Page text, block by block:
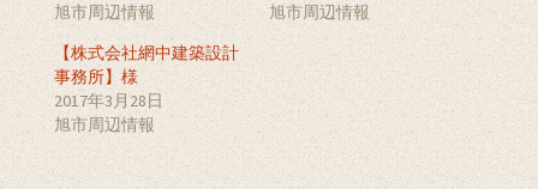
共
有
(
新
し
い
ウ
ィ
ン
ウ
は
ク
リ
ッ
て
く
だ
有
新
ウ
ィ
ド
開
旭市周辺情報
旭市周辺情報
【株式会社網中建築設計
事務所】様
2017年3月28日
旭市周辺情報